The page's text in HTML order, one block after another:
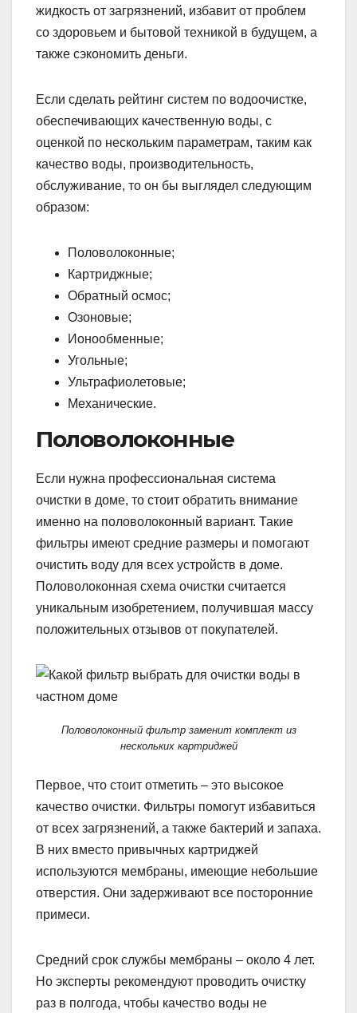
жидкость от загрязнений, избавит от проблем
со здоровьем и бытовой техникой в будущем, а
также сэкономить деньги.
Если сделать рейтинг систем по водоочистке,
обеспечивающих качественную воды, с
оценкой по нескольким параметрам, таким как
качество воды, производительность,
обслуживание, то он бы выглядел следующим
образом:
Половолоконные;
Картриджные;
Обратный осмос;
Озоновые;
Ионообменные;
Угольные;
Ультрафиолетовые;
Механические.
Половолоконные
Если нужна профессиональная система
очистки в доме, то стоит обратить внимание
именно на половолоконный вариант. Такие
фильтры имеют средние размеры и помогают
очистить воду для всех устройств в доме.
Половолоконная схема очистки считается
уникальным изобретением, получившая массу
положительных отзывов от покупателей.
Половолоконный фильтр заменит комплект из
нескольких картриджей
Первое, что стоит отметить – это высокое
качество очистки. Фильтры помогут избавиться
от всех загрязнений, а также бактерий и запаха.
В них вместо привычных картриджей
используются мембраны, имеющие небольшие
отверстия. Они задерживают все посторонние
примеси.
Средний срок службы мембраны – около 4 лет.
Но эксперты рекомендуют проводить очистку
раз в полгода, чтобы качество воды не